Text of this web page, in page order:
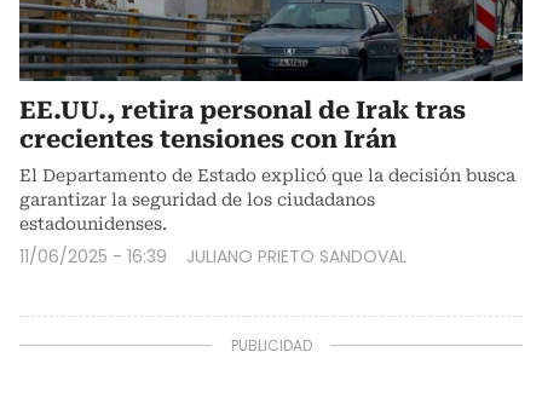
EE.UU., retira personal de Irak tras
crecientes tensiones con Irán
El Departamento de Estado explicó que la decisión busca
garantizar la seguridad de los ciudadanos
estadounidenses.
11/06/2025 - 16:39 JULIANO PRIETO SANDOVAL